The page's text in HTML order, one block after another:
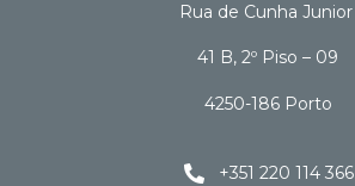
Rua de Cunha Junior
41 B, 2º Piso – 09
4250-186 Porto
+351 220 114 366